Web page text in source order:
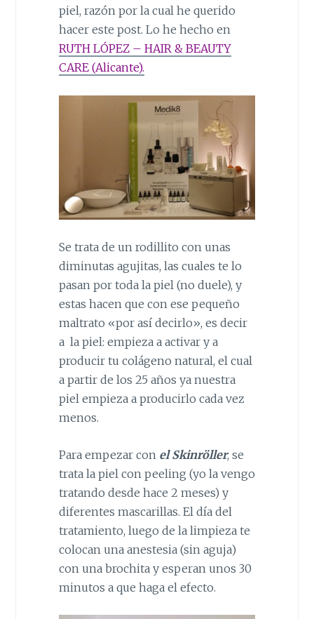
piel, razón por la cual he querido
hacer este post. Lo he hecho en
RUTH LÓPEZ – HAIR & BEAUTY
CARE (Alicante).
Se trata de un rodillito con unas
diminutas agujitas, las cuales te lo
pasan por toda la piel (no duele), y
estas hacen que con ese pequeño
maltrato «por así decirlo», es decir
a la piel: empieza a activar y a
producir tu colágeno natural, el cual
a partir de los 25 años ya nuestra
piel empieza a producirlo cada vez
menos.
Para empezar con el Skinröller, se
trata la piel con peeling (yo la vengo
tratando desde hace 2 meses) y
diferentes mascarillas. El día del
tratamiento, luego de la limpieza te
colocan una anestesia (sin aguja)
con una brochita y esperan unos 30
minutos a que haga el efecto.